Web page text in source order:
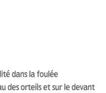
dans la foulée
des orteils et sur le devant